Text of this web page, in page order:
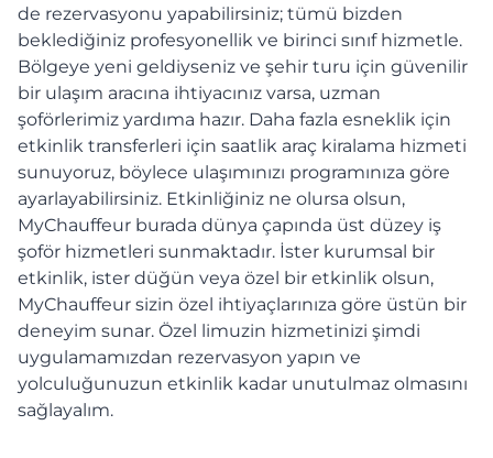
de rezervasyonu yapabilirsiniz; tümü bizden
beklediğiniz profesyonellik ve birinci sınıf hizmetle.
Bölgeye yeni geldiyseniz ve şehir turu için güvenilir
bir ulaşım aracına ihtiyacınız varsa, uzman
şoförlerimiz yardıma hazır. Daha fazla esneklik için
etkinlik transferleri için saatlik araç kiralama hizmeti
sunuyoruz, böylece ulaşımınızı programınıza göre
ayarlayabilirsiniz. Etkinliğiniz ne olursa olsun,
MyChauffeur burada dünya çapında üst düzey iş
şoför hizmetleri sunmaktadır. İster kurumsal bir
etkinlik, ister düğün veya özel bir etkinlik olsun,
MyChauffeur sizin özel ihtiyaçlarınıza göre üstün bir
deneyim sunar. Özel limuzin hizmetinizi şimdi
uygulamamızdan rezervasyon yapın ve
yolculuğunuzun etkinlik kadar unutulmaz olmasını
sağlayalım.